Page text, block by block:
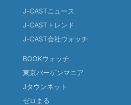
J-CASTニュース
J-CASTトレンド
J-CAST会社ウォッチ
BOOKウォッチ
東京バーゲンマニア
Jタウンネット
ゼロまる